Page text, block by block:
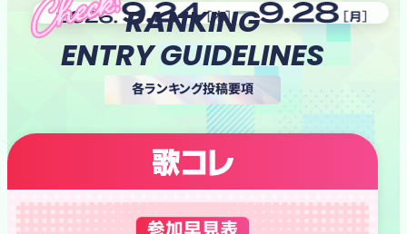
開催期間2026年9月24日木曜
RANKING
ENTRY GUIDELINES
各ランキング投稿要項